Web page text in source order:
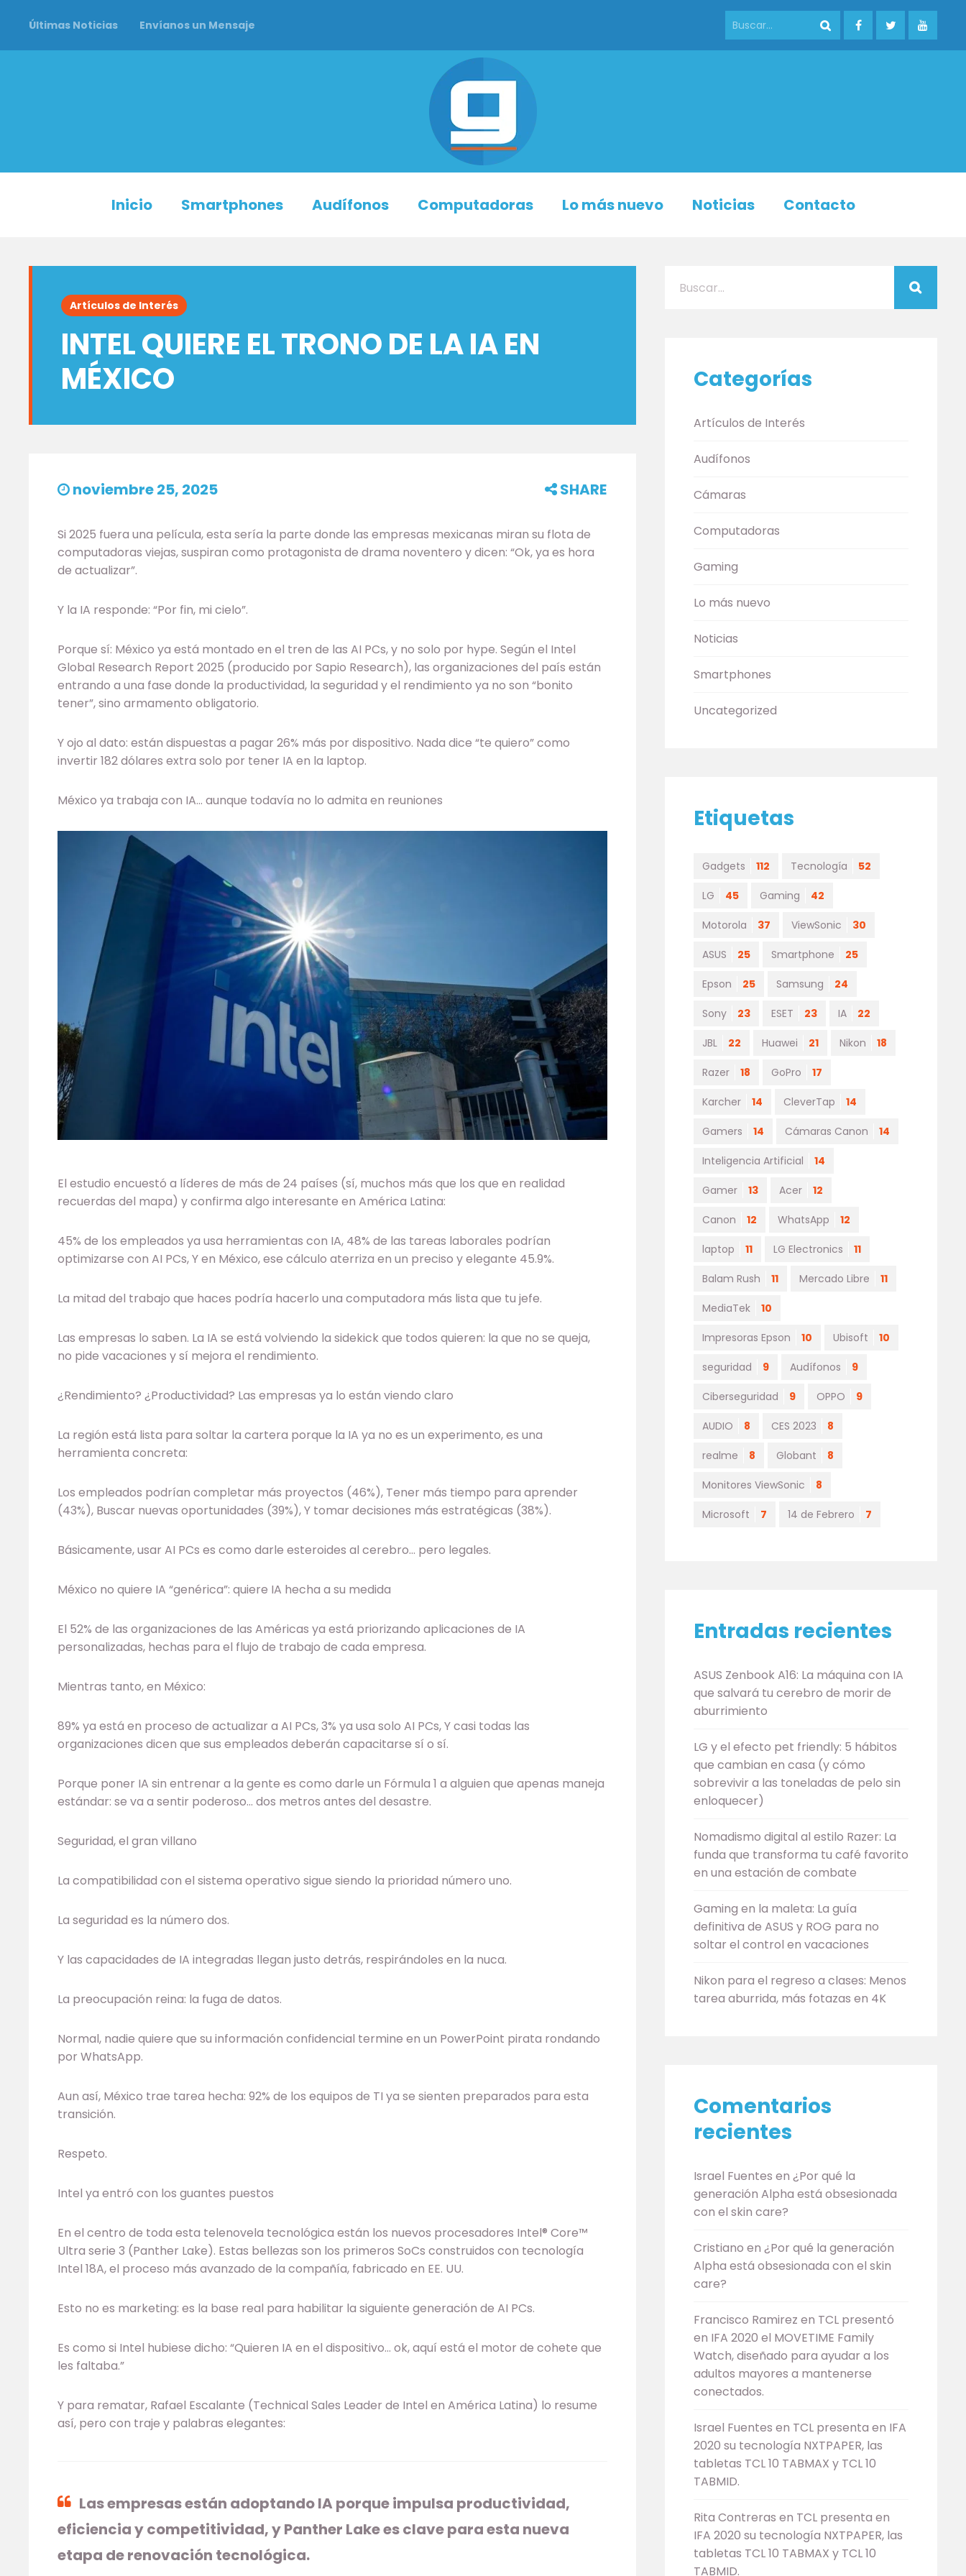
Últimas Noticias Envíanos un Mensaje
Inicio Smartphones Audífonos Computadoras Lo más nuevo Noticias Contacto
Artículos de Interés
INTEL QUIERE EL TRONO DE LA IA EN
MÉXICO
noviembre 25, 2025 SHARE
Si 2025 fuera una película, esta sería la parte donde las empresas mexicanas miran su flota de
computadoras viejas, suspiran como protagonista de drama noventero y dicen: “Ok, ya es hora
de actualizar”.
Y la IA responde: “Por fin, mi cielo”.
Porque sí: México ya está montado en el tren de las AI PCs, y no solo por hype. Según el Intel
Global Research Report 2025 (producido por Sapio Research), las organizaciones del país están
entrando a una fase donde la productividad, la seguridad y el rendimiento ya no son “bonito
tener”, sino armamento obligatorio.
Y ojo al dato: están dispuestas a pagar 26% más por dispositivo. Nada dice “te quiero” como
invertir 182 dólares extra solo por tener IA en la laptop.
México ya trabaja con IA… aunque todavía no lo admita en reuniones
El estudio encuestó a líderes de más de 24 países (sí, muchos más que los que en realidad
recuerdas del mapa) y confirma algo interesante en América Latina:
45% de los empleados ya usa herramientas con IA, 48% de las tareas laborales podrían
optimizarse con AI PCs, Y en México, ese cálculo aterriza en un preciso y elegante 45.9%.
La mitad del trabajo que haces podría hacerlo una computadora más lista que tu jefe.
Las empresas lo saben. La IA se está volviendo la sidekick que todos quieren: la que no se queja,
no pide vacaciones y sí mejora el rendimiento.
¿Rendimiento? ¿Productividad? Las empresas ya lo están viendo claro
La región está lista para soltar la cartera porque la IA ya no es un experimento, es una
herramienta concreta:
Los empleados podrían completar más proyectos (46%), Tener más tiempo para aprender
(43%), Buscar nuevas oportunidades (39%), Y tomar decisiones más estratégicas (38%).
Básicamente, usar AI PCs es como darle esteroides al cerebro… pero legales.
México no quiere IA “genérica”: quiere IA hecha a su medida
El 52% de las organizaciones de las Américas ya está priorizando aplicaciones de IA
personalizadas, hechas para el flujo de trabajo de cada empresa.
Mientras tanto, en México:
89% ya está en proceso de actualizar a AI PCs, 3% ya usa solo AI PCs, Y casi todas las
organizaciones dicen que sus empleados deberán capacitarse sí o sí.
Porque poner IA sin entrenar a la gente es como darle un Fórmula 1 a alguien que apenas maneja
estándar: se va a sentir poderoso… dos metros antes del desastre.
Seguridad, el gran villano
La compatibilidad con el sistema operativo sigue siendo la prioridad número uno.
La seguridad es la número dos.
Y las capacidades de IA integradas llegan justo detrás, respirándoles en la nuca.
La preocupación reina: la fuga de datos.
Normal, nadie quiere que su información confidencial termine en un PowerPoint pirata rondando
por WhatsApp.
Aun así, México trae tarea hecha: 92% de los equipos de TI ya se sienten preparados para esta
transición.
Respeto.
Intel ya entró con los guantes puestos
En el centro de toda esta telenovela tecnológica están los nuevos procesadores Intel® Core™
Ultra serie 3 (Panther Lake). Estas bellezas son los primeros SoCs construidos con tecnología
Intel 18A, el proceso más avanzado de la compañía, fabricado en EE. UU.
Esto no es marketing: es la base real para habilitar la siguiente generación de AI PCs.
Es como si Intel hubiese dicho: “Quieren IA en el dispositivo… ok, aquí está el motor de cohete que
les faltaba.”
Y para rematar, Rafael Escalante (Technical Sales Leader de Intel en América Latina) lo resume
así, pero con traje y palabras elegantes:
Las empresas están adoptando IA porque impulsa productividad,
eficiencia y competitividad, y Panther Lake es clave para esta nueva
etapa de renovación tecnológica.
Categorías
Artículos de Interés
Audífonos
Cámaras
Computadoras
Gaming
Lo más nuevo
Noticias
Smartphones
Uncategorized
Etiquetas
Gadgets 112 Tecnología 52
LG 45 Gaming 42
Motorola 37 ViewSonic 30
ASUS 25 Smartphone 25
Epson 25 Samsung 24
Sony 23 ESET 23 IA 22
JBL 22 Huawei 21 Nikon 18
Razer 18 GoPro 17
Karcher 14 CleverTap 14
Gamers 14 Cámaras Canon 14
Inteligencia Artificial 14
Gamer 13 Acer 12
Canon 12 WhatsApp 12
laptop 11 LG Electronics 11
Balam Rush 11 Mercado Libre 11
MediaTek 10
Impresoras Epson 10 Ubisoft 10
seguridad 9 Audífonos 9
Ciberseguridad 9 OPPO 9
AUDIO 8 CES 2023 8
realme 8 Globant 8
Monitores ViewSonic 8
Microsoft 7 14 de Febrero 7
Entradas recientes
ASUS Zenbook A16: La máquina con IA
que salvará tu cerebro de morir de
aburrimiento
LG y el efecto pet friendly: 5 hábitos
que cambian en casa (y cómo
sobrevivir a las toneladas de pelo sin
enloquecer)
Nomadismo digital al estilo Razer: La
funda que transforma tu café favorito
en una estación de combate
Gaming en la maleta: La guía
definitiva de ASUS y ROG para no
soltar el control en vacaciones
Nikon para el regreso a clases: Menos
tarea aburrida, más fotazas en 4K
Comentarios
recientes
Israel Fuentes en ¿Por qué la
generación Alpha está obsesionada
con el skin care?
Cristiano en ¿Por qué la generación
Alpha está obsesionada con el skin
care?
Francisco Ramirez en TCL presentó
en IFA 2020 el MOVETIME Family
Watch, diseñado para ayudar a los
adultos mayores a mantenerse
conectados.
Israel Fuentes en TCL presenta en IFA
2020 su tecnología NXTPAPER, las
tabletas TCL 10 TABMAX y TCL 10
TABMID.
Rita Contreras en TCL presenta en
IFA 2020 su tecnología NXTPAPER, las
tabletas TCL 10 TABMAX y TCL 10
TABMID.